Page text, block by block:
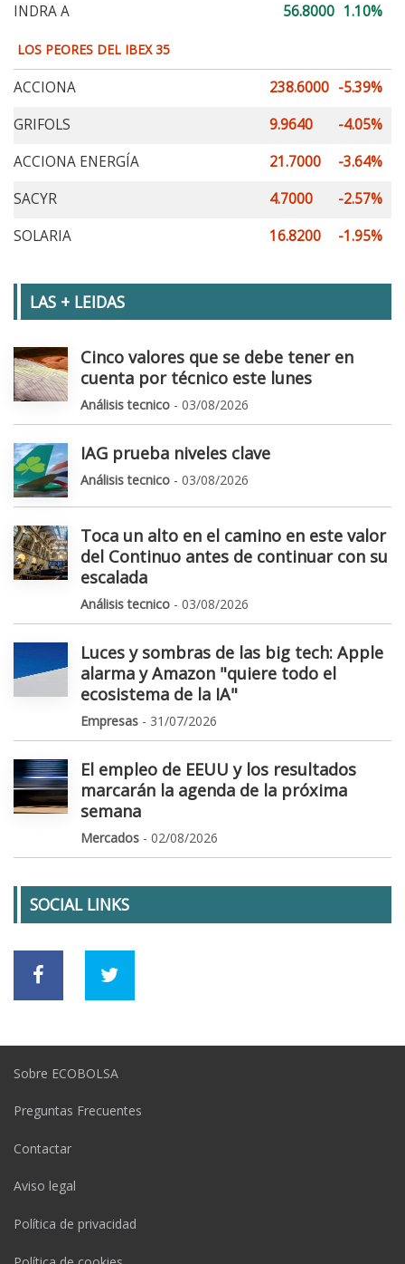
INDRA A
56.8000 1.10%
LOS PEORES DEL IBEX 35
ACCIONA 238.6000 -5.39%
GRIFOLS
9.9640
-4.05%
ACCIONA ENERGÍA
21.7000
-3.64%
SACYR
4.7000
-2.57%
SOLARIA
16.8200 -1.95%
LAS + LEIDAS
Cinco valores que se debe tener en
cuenta por técnico este lunes
Análisis tecnico - 03/08/2026
IAG prueba niveles clave
Análisis tecnico - 03/08/2026
Toca un alto en el camino en este valor
del Continuo antes de continuar con su
escalada
Análisis tecnico - 03/08/2026
Luces y sombras de las big tech: Apple
alarma y Amazon "quiere todo el
ecosistema de la IA"
Empresas - 31/07/2026
El empleo de EEUU y los resultados
marcarán la agenda de la próxima
semana
Mercados - 02/08/2026
SOCIAL LINKS
Sobre ECOBOLSA
Preguntas Frecuentes
Contactar
Aviso legal
Política de privacidad